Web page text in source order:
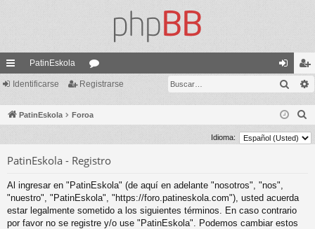
nl
ac
es
rá
do
s
PatinEskola
or
os
de
nti
fic
ar
eg
ist
ra
rs
Identificarse Registrarse
PatinEskola Foroa
s
Idioma:
PatinEskola - Registro
Al ingresar en "PatinEskola" (de aquí en adelante "nosotros", "nos",
"nuestro", "PatinEskola", "https://foro.patineskola.com"), usted acuerda
estar legalmente sometido a los siguientes términos. En caso contrario
por favor no se registre y/o use "PatinEskola". Podemos cambiar estos